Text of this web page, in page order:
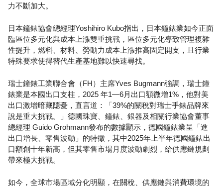
力不斷加大。
日本鐘錶協會總經理Yoshihiro Kubo指出，日本鐘錶業如今正面
臨區位多元化與成本上漲雙重挑戰，區位多元化導致管理複雜
性提升，燃料、材料、勞動力成本上漲推高固定開支，且行業
特殊要求使得替代生產基地難以快速尋找。
瑞士鐘錶工業聯合會（FH）主席Yves Bugmann強調，瑞士鐘
錶業是本國出口支柱，2025 年1—6月出口額微增1%，他對美
出口激增暗藏隱憂，直言道：「39%的關稅對瑞士手錶品牌來
說是重大挑戰。」德國珠寶、鐘錶、銀器及相關行業協會董事
總經理 Guido Grohmann發布的數據顯示，德國鐘錶業呈「進
出口增長、零售波動」的特徵，其中2025年上半年德國鐘錶出
口額創十年新高，但其零售市場月度波動劇烈，給供應鏈規劃
帶來極大挑戰。
如今，全球市場區域分化明顯，在關稅、供應鏈與消費環境的